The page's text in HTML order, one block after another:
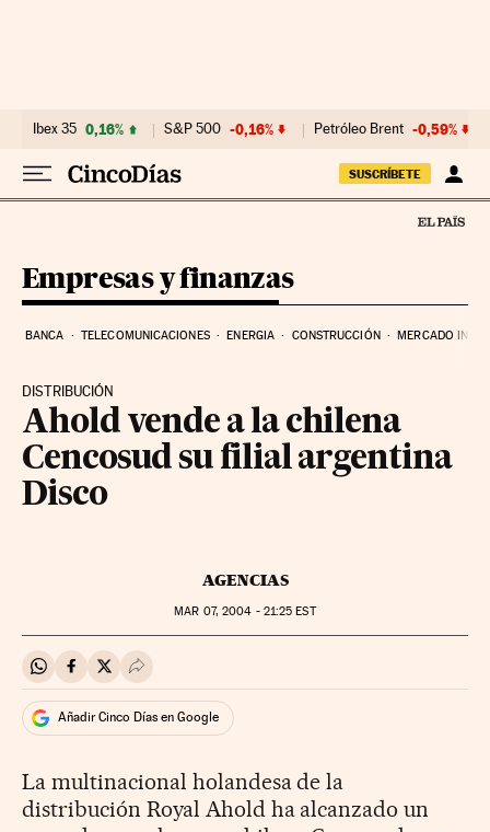
Ibex 35 0,16% S&P 500 -0,16% Petróleo Brent -0,59%
SUSCRÍBETE
Empresas y finanzas
BANCA TELECOMUNICACIONES ENERGIA CONSTRUCCIÓN MERCADO
DISTRIBUCIÓN
Ahold vende a la chilena
Cencosud su filial argentina
Disco
AGENCIAS
MAR 07, 2004 - 21:25 EST
Compartir en Whatsapp
Compartir en Facebook
Compartir en Twitter
Desplegar Redes Sociales
Añadir Cinco Días en Google
La multinacional holandesa de la
distribución Royal Ahold ha alcanzado un